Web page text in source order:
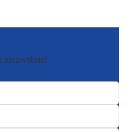
nieuwsbrief.